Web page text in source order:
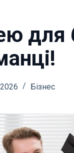
для
Бізнес